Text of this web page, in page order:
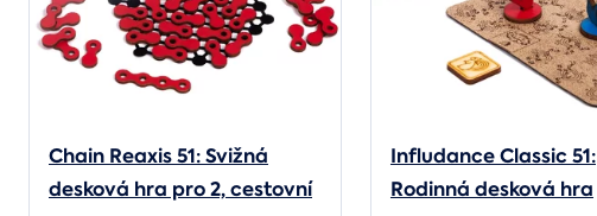
Chain Reaxis 51: Svižná
desková hra pro 2, cestovní
Infludance Classic 51:
Rodinná desková hra